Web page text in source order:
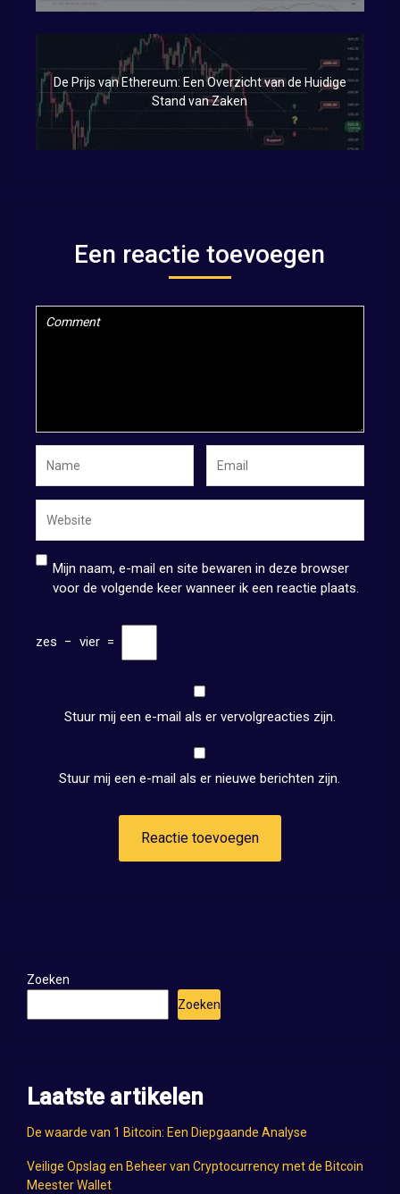
De Prijs van Ethereum: Een Overzicht van de Huidige
Stand van Zaken
Een reactie toevoegen
Mijn naam, e-mail en site bewaren in deze browser
voor de volgende keer wanneer ik een reactie plaats.
zes − vier =
Stuur mij een e-mail als er vervolgreacties zijn.
Stuur mij een e-mail als er nieuwe berichten zijn.
Zoeken
Zoeken
Laatste artikelen
De waarde van 1 Bitcoin: Een Diepgaande Analyse
Veilige Opslag en Beheer van Cryptocurrency met de Bitcoin
Meester Wallet